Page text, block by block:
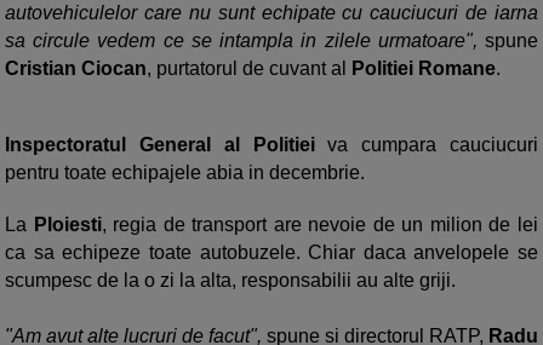
autovehiculelor care nu sunt echipate cu cauciucuri de iarna
sa circule vedem ce se intampla in zilele urmatoare", spune
Cristian Ciocan, purtatorul de cuvant al Politiei Romane.
Inspectoratul General al Politieiva cumpara cauciucuri
pentru toate echipajele abia in decembrie.
La Ploiesti, regia de transport are nevoie de un milion de lei
ca sa echipeze toate autobuzele. Chiar daca anvelopele se
scumpesc de la o zi la alta, responsabilii au alte griji.
"Am avut alte lucruri de facut", spune si directorul RATP, Radu